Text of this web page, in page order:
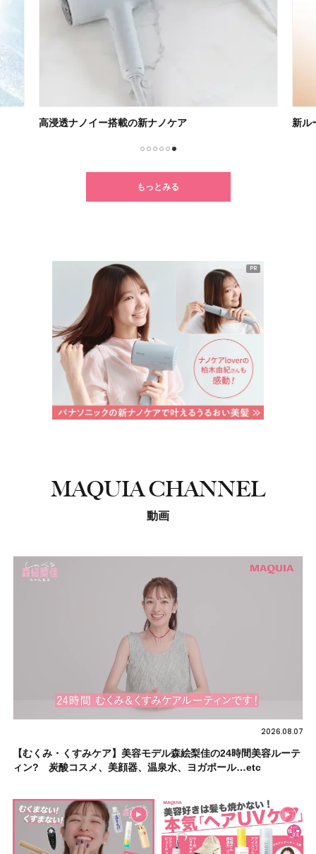
高浸透ナノイー搭載の新ナノケア 新ル
もっとみる
PR
MAQUIA CHANNEL
動画
2026.08.07
【むくみ・くすみケア】美容モデル森絵梨佳の24時間美容ルーテ
ィン? 炭酸コスメ、美顔器、温泉水、ヨガポール…etc